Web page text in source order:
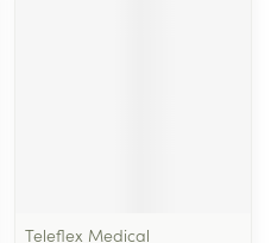
Teleflex Medical